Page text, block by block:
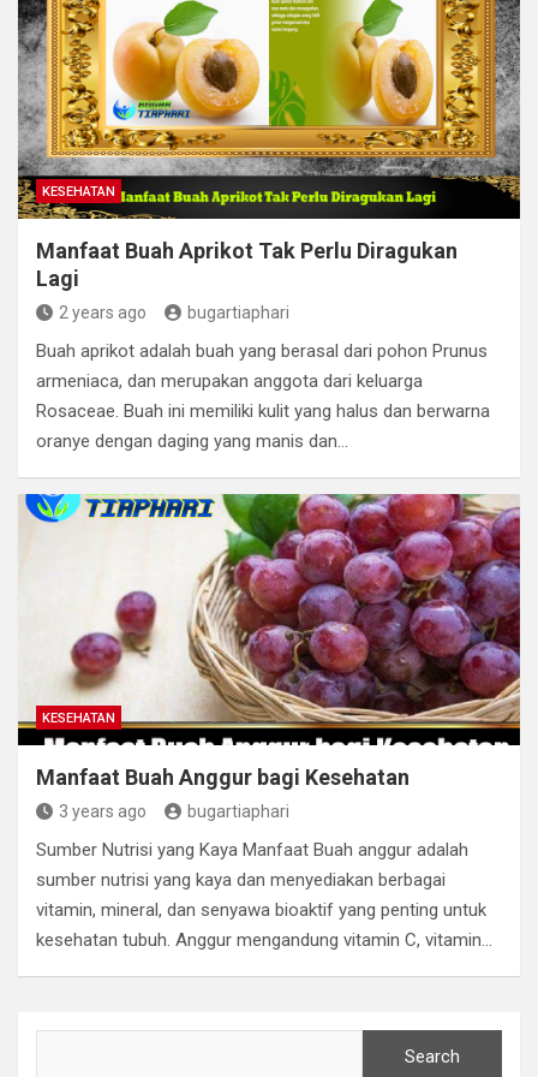
KESEHATAN
Manfaat Buah Aprikot Tak Perlu Diragukan
Lagi
2 years ago bugartiaphari
Buah aprikot adalah buah yang berasal dari pohon Prunus
armeniaca, dan merupakan anggota dari keluarga
Rosaceae. Buah ini memiliki kulit yang halus dan berwarna
oranye dengan daging yang manis dan…
KESEHATAN
Manfaat Buah Anggur bagi Kesehatan
3 years ago bugartiaphari
Sumber Nutrisi yang Kaya Manfaat Buah anggur adalah
sumber nutrisi yang kaya dan menyediakan berbagai
vitamin, mineral, dan senyawa bioaktif yang penting untuk
kesehatan tubuh. Anggur mengandung vitamin C, vitamin…
Search